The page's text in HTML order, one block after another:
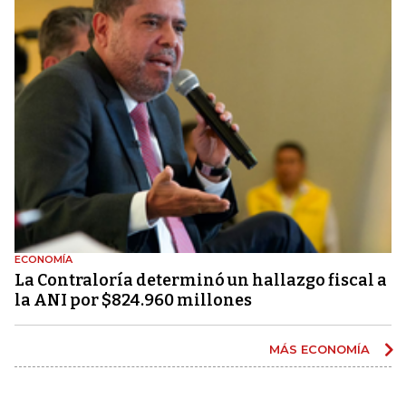
ECONOMÍA
La Contraloría determinó un hallazgo fiscal a
la ANI por $824.960 millones
MÁS ECONOMÍA